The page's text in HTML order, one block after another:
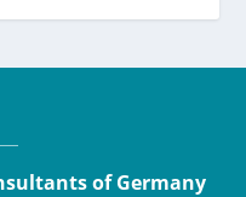
of Germany